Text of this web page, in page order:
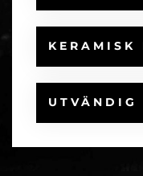
KERAMISK
UTVÄNDIG